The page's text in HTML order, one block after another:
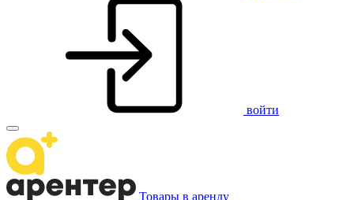
войти
Товары в аренду